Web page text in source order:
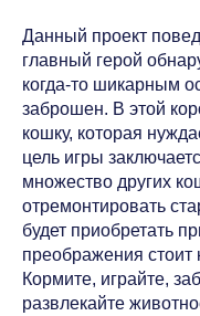
Данный проект
главный герой
когда-то шикарным
заброшен. В этой
кошку, которая
цель игры
множество других
отремонтировать
будет приобретать
преображения стоит
Кормите, играйте,
развлекайте